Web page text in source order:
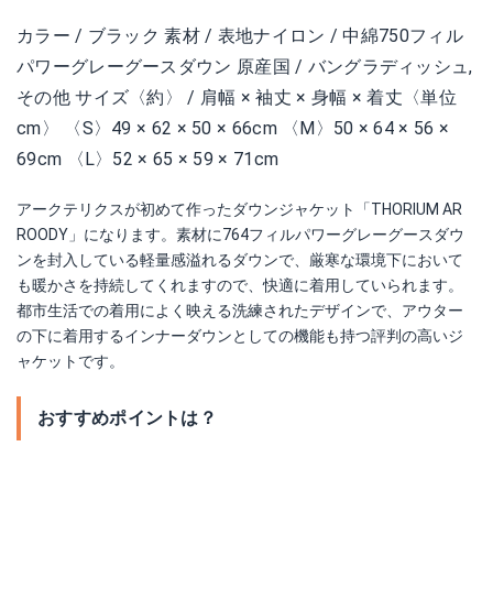
カラー / ブラック 素材 / 表地ナイロン / 中綿750フィル
パワーグレーグースダウン 原産国 / バングラディッシュ,
その他 サイズ〈約〉 / 肩幅 × 袖丈 × 身幅 × 着丈〈単位
cm〉 〈S〉49 × 62 × 50 × 66cm 〈M〉50 × 64 × 56 ×
69cm 〈L〉52 × 65 × 59 × 71cm
アークテリクスが初めて作ったダウンジャケット「THORIUM AR
ROODY」になります。素材に764フィルパワーグレーグースダウ
ンを封入している軽量感溢れるダウンで、厳寒な環境下において
も暖かさを持続してくれますので、快適に着用していられます。
都市生活での着用によく映える洗練されたデザインで、アウター
の下に着用するインナーダウンとしての機能も持つ評判の高いジ
ャケットです。
おすすめポイントは？